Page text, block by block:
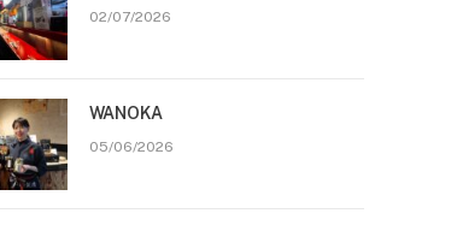
02/07/2026
WANOKA
05/06/2026